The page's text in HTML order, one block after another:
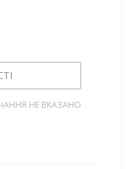
НЕ ВКАЗАНО